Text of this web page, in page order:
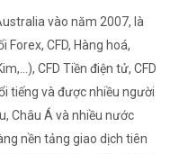
vào năm 2007, là
CFD, Hàng hoá,
CFD Tiền điện tử, CFD
tiếng và được nhiều người
Châu Á và nhiều nước
nền tảng giao dịch tiên